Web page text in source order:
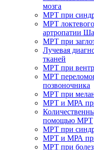
мозга
МРТ при
МРТ
артропатии
МРТ при
Лучевая
тканей
МРТ при
МРТ
позвоночника
МРТ при
МРТ и МРА
помощью МРТ
МРТ при
МРТ и МРА при
МРТ при